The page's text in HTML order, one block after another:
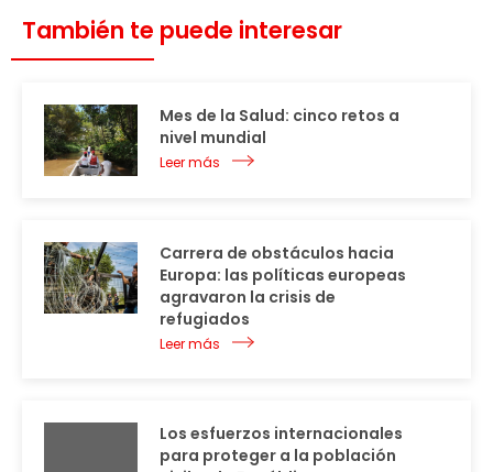
También te puede interesar
Mes de la Salud: cinco retos a
nivel mundial
Leer más
Carrera de obstáculos hacia
Europa: las políticas europeas
agravaron la crisis de
refugiados
Leer más
Los esfuerzos internacionales
para proteger a la población